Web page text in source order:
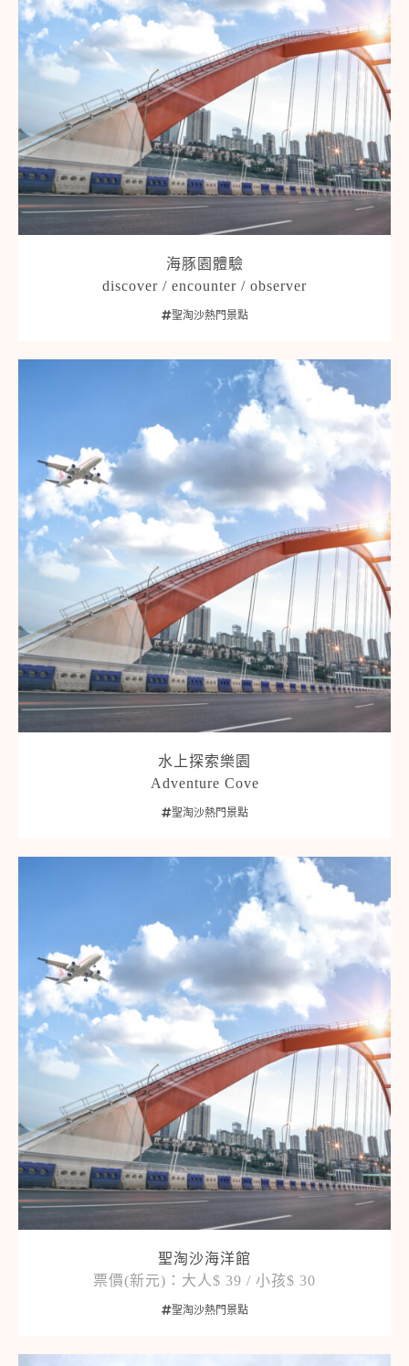
海豚園體驗
discover / encounter / observer
聖淘沙熱門景點
水上探索樂園
Adventure Cove
聖淘沙熱門景點
聖淘沙海洋館
票價(新元)：大人$ 39 / 小孩$ 30
聖淘沙熱門景點